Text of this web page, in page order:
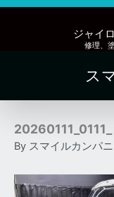
内
ッ
ジャイ
修理、
ス
By スマイルカンパ